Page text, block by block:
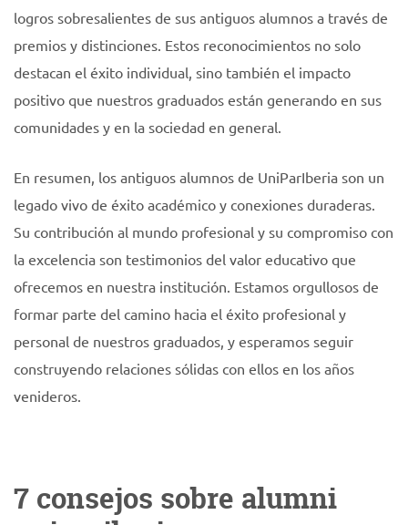
logros sobresalientes de sus antiguos alumnos a través de
premios y distinciones. Estos reconocimientos no solo
destacan el éxito individual, sino también el impacto
positivo que nuestros graduados están generando en sus
comunidades y en la sociedad en general.
En resumen, los antiguos alumnos de UniParIberia son un
legado vivo de éxito académico y conexiones duraderas.
Su contribución al mundo profesional y su compromiso con
la excelencia son testimonios del valor educativo que
ofrecemos en nuestra institución. Estamos orgullosos de
formar parte del camino hacia el éxito profesional y
personal de nuestros graduados, y esperamos seguir
construyendo relaciones sólidas con ellos en los años
venideros.
7 consejos sobre alumni